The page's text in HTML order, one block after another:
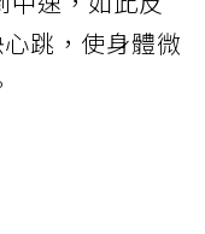
跳，使身體微